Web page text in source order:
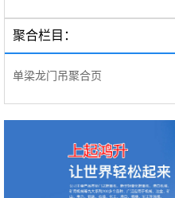
聚合栏目：
单梁龙门吊聚合页